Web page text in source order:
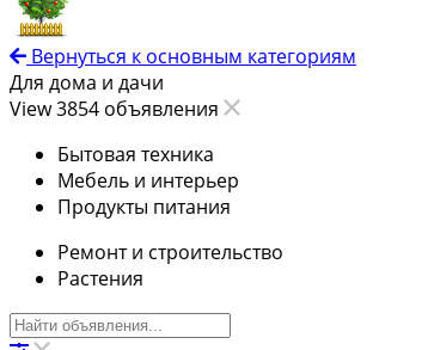
Вернуться к основным категориям
Для дома и дачи
View 3854 объявления
Бытовая техника
Мебель и интерьер
Продукты питания
Ремонт и строительство
Растения